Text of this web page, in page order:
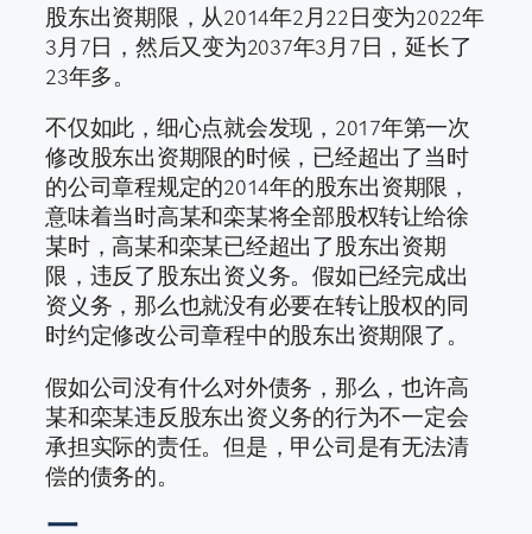
股东出资期限，从2014年2月22日变为2022年
3月7日，然后又变为2037年3月7日，延长了
23年多。
不仅如此，细心点就会发现，2017年第一次
修改股东出资期限的时候，已经超出了当时
的公司章程规定的2014年的股东出资期限，
意味着当时高某和栾某将全部股权转让给徐
某时，高某和栾某已经超出了股东出资期
限，违反了股东出资义务。假如已经完成出
资义务，那么也就没有必要在转让股权的同
时约定修改公司章程中的股东出资期限了。
假如公司没有什么对外债务，那么，也许高
某和栾某违反股东出资义务的行为不一定会
承担实际的责任。但是，甲公司是有无法清
偿的债务的。